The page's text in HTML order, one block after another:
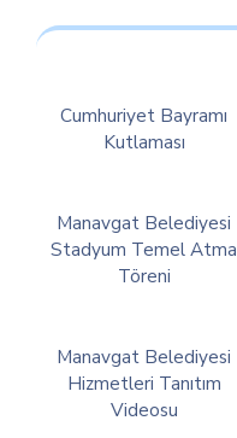
Cumhuriyet Bayramı
Kutlaması
Manavgat Belediyesi
Stadyum Temel Atma
Töreni
Manavgat Belediyesi
Hizmetleri Tanıtım
Videosu